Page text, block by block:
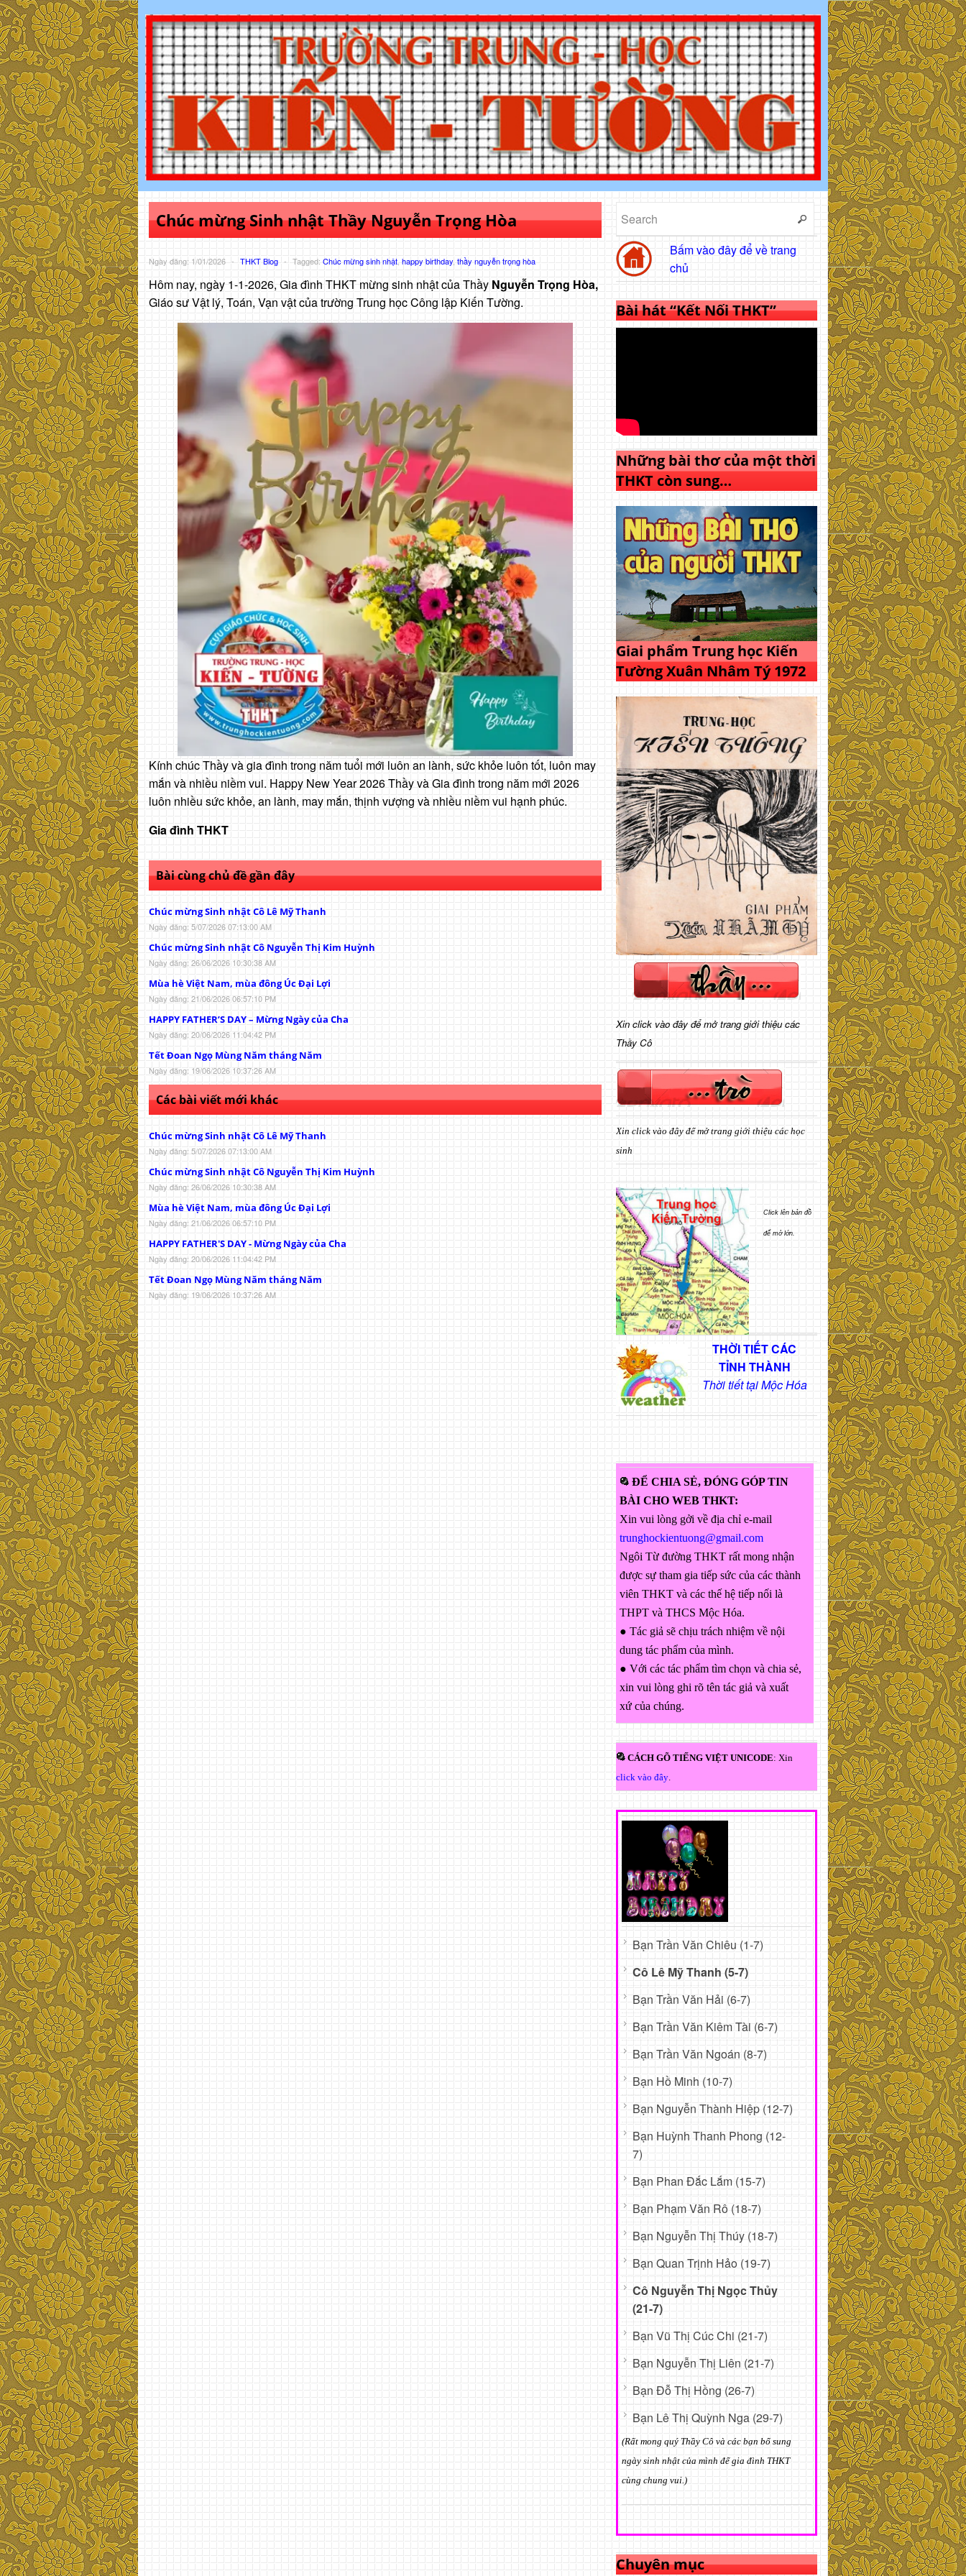
Chúc mừng Sinh nhật Thầy Nguyễn Trọng Hòa
Ngày đăng: 1/01/2026 - THKT Blog - Tagged: Chúc mừng sinh nhật happy birthday thầy nguyễn trọng hòa
Hôm nay, ngày 1-1-2026, Gia đình THKT mừng sinh nhật của Thầy Nguyễn Trọng Hòa,
Giáo sư Vật lý, Toán, Vạn vật của trường Trung học Công lập Kiến Tường.
Kính chúc Thầy và gia đình trong năm tuổi mới luôn an lành, sức khỏe luôn tốt, luôn may
mắn và nhiều niềm vui. Happy New Year 2026 Thầy và Gia đình trong năm mới 2026
luôn nhiều sức khỏe, an lành, may mắn, thịnh vượng và nhiều niềm vui hạnh phúc.
Gia đình THKT
Bài cùng chủ đề gần đây
Chúc mừng Sinh nhật Cô Lê Mỹ Thanh
Ngày đăng: 5/07/2026 07:13:00 AM
Chúc mừng Sinh nhật Cô Nguyễn Thị Kim Huỳnh
Ngày đăng: 26/06/2026 10:30:38 AM
Mùa hè Việt Nam, mùa đông Úc Đại Lợi
Ngày đăng: 21/06/2026 06:57:10 PM
HAPPY FATHER’S DAY – Mừng Ngày của Cha
Ngày đăng: 20/06/2026 11:04:42 PM
Tết Đoan Ngọ Mùng Năm tháng Năm
Ngày đăng: 19/06/2026 10:37:26 AM
Các bài viết mới khác
Chúc mừng Sinh nhật Cô Lê Mỹ Thanh
Ngày đăng: 5/07/2026 07:13:00 AM
Chúc mừng Sinh nhật Cô Nguyễn Thị Kim Huỳnh
Ngày đăng: 26/06/2026 10:30:38 AM
Mùa hè Việt Nam, mùa đông Úc Đại Lợi
Ngày đăng: 21/06/2026 06:57:10 PM
HAPPY FATHER'S DAY - Mừng Ngày của Cha
Ngày đăng: 20/06/2026 11:04:42 PM
Tết Đoan Ngọ Mùng Năm tháng Năm
Ngày đăng: 19/06/2026 10:37:26 AM
Bấm vào đây để về trang
chủ
Bài hát “Kết Nối THKT”
Những bài thơ của một thời
THKT còn sung…
Giai phẩm Trung học Kiến
Tường Xuân Nhâm Tý 1972
Xin click vào đây để mở trang giới thiệu các
Thầy Cô
Xin click vào đây để mở trang giới thiệu các học
sinh
Click lên bản đồ
để mở lớn.
THỜI TIẾT CÁC
TỈNH THÀNH
Thời tiết tại Mộc Hóa
ĐỂ CHIA SẺ, ĐÓNG GÓP TIN
BÀI CHO WEB THKT:
Xin vui lòng gởi về địa chỉ e-mail
trunghockientuong@gmail.com
Ngôi Từ đường THKT rất mong nhận
được sự tham gia tiếp sức của các thành
viên THKT và các thế hệ tiếp nối là
THPT và THCS Mộc Hóa.
● Tác giả sẽ chịu trách nhiệm về nội
dung tác phẩm của mình.
● Với các tác phẩm tìm chọn và chia sẻ,
xin vui lòng ghi rõ tên tác giả và xuất
xứ của chúng.
CÁCH GÕ TIẾNG VIỆT UNICODE: Xin
click vào đây
Bạn Trần Văn Chiêu (1-7)
Cô Lê Mỹ Thanh (5-7)
Bạn Trần Văn Hải (6-7)
Bạn Trần Văn Kiêm Tài (6-7)
Bạn Trần Văn Ngoán (8-7)
Bạn Hồ Minh (10-7)
Bạn Nguyễn Thành Hiệp (12-7)
Bạn Huỳnh Thanh Phong (12-
7)
Bạn Phan Đắc Lắm (15-7)
Bạn Phạm Văn Rô (18-7)
Bạn Nguyễn Thị Thúy (18-7)
Bạn Quan Trịnh Hảo (19-7)
Cô Nguyễn Thị Ngọc Thủy
(21-7)
Bạn Vũ Thị Cúc Chi (21-7)
Bạn Nguyễn Thị Liên (21-7)
Bạn Đỗ Thị Hồng (26-7)
Bạn Lê Thị Quỳnh Nga (29-7)
(Rất mong quý Thầy Cô và các bạn bổ sung
ngày sinh nhật của mình để gia đình THKT
cùng chung vui.)
Chuyên mục